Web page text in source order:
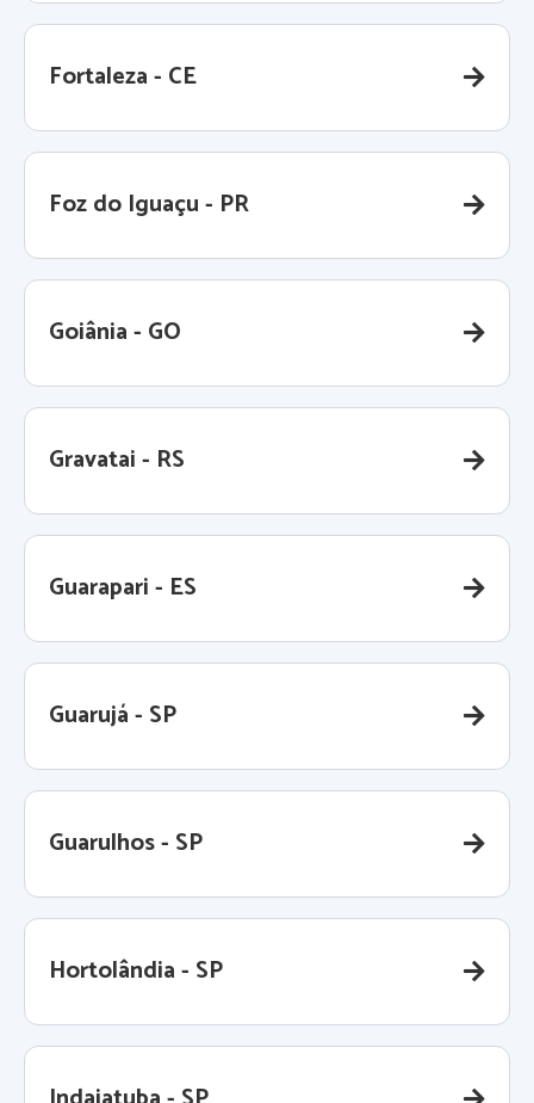
Fortaleza - CE
Foz do Iguaçu - PR
Goiânia - GO
Gravatai - RS
Guarapari - ES
Guarujá - SP
Guarulhos - SP
Hortolândia - SP